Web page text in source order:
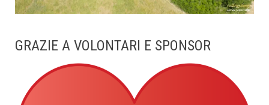
GRAZIE A VOLONTARI E SPONSOR